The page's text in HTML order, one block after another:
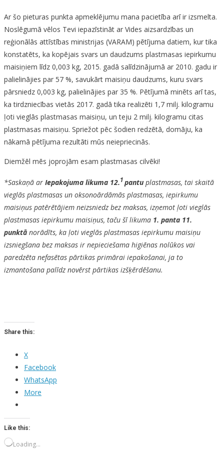
Ar šo pieturas punkta apmeklējumu mana pacietība arī ir izsmelta.
Noslēgumā vēlos Tevi iepazīstināt ar Vides aizsardzības un
reģionālās attīstības ministrijas (VARAM) pētījuma datiem, kur tika
konstatēts, ka kopējais svars un daudzums plastmasas iepirkumu
maisiņiem līdz 0,003 kg, 2015. gadā salīdzinājumā ar 2010. gadu ir
palielinājies par 57 %, savukārt maisiņu daudzums, kuru svars
pārsniedz 0,003 kg, palielinājies par 35 %. Pētījumā minēts arī tas,
ka tirdzniecības vietās 2017. gadā tika realizēti 1,7 milj. kilogramu
ļoti vieglās plastmasas maisiņu, un teju 2 milj. kilogramu citas
plastmasas maisiņu. Spriežot pēc šodien redzētā, domāju, ka
nākamā pētījuma rezultāti mūs neiepriecinās.
Diemžēl mēs joprojām esam plastmasas cilvēki!
*Saskaņā ar Iepakojuma likuma 12.1 pantu plastmasas, tai skaitā
vieglās plastmasas un oksonoārdāmās plastmasas, iepirkumu
maisiņus patērētājiem neizsniedz bez maksas, izņemot ļoti vieglās
plastmasas iepirkumu maisiņus, taču šī likuma 1. panta 11.
punktā norādīts, ka ļoti vieglās plastmasas iepirkumu maisiņu
izsniegšana bez maksas ir nepieciešama higiēnas nolūkos vai
paredzēta nefasētas pārtikas primārai iepakošanai, ja to
izmantošana palīdz novērst pārtikas izšķērdēšanu.
Share this:
X
Facebook
WhatsApp
More
Like this:
Loading…